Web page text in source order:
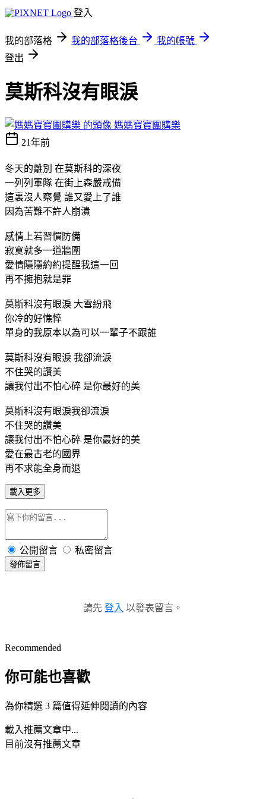
登入
我的部落格 我的部落格後台
我的帳號
登出
莫斯科沒有眼淚
媽媽寶寶團購樂
21年前
冬天的離別 在莫斯科的深夜
一列列軍隊 在街上森嚴戒備
這裏沒人察覺 誰又愛上了誰
因為苦難不許人崩潰
感情上若習慣防備
寂寞就多一道牆圍
愛情隱隱約約提醒我這一回
再不擁抱就是罪
莫斯科沒有眼淚 大雪紛飛
你冷的好憔悴
單身的我原本以為可以一輩子不跟誰
莫斯科沒有眼淚 我卻流淚
不住哭的讚美
讓我付出不怕心碎 是你最好的美
莫斯科沒有眼淚我卻流淚
不住哭的讚美
讓我付出不怕心碎 是你最好的美
愛在最古老的國界
再不求能全身而退
載入更多
公開留言 私密留言
發佈留言
請先 登入 以發表留言。
Recommended
你可能也喜歡
為你精選 3 篇值得延伸閱讀的內容
載入推薦文章中...
目前沒有推薦文章